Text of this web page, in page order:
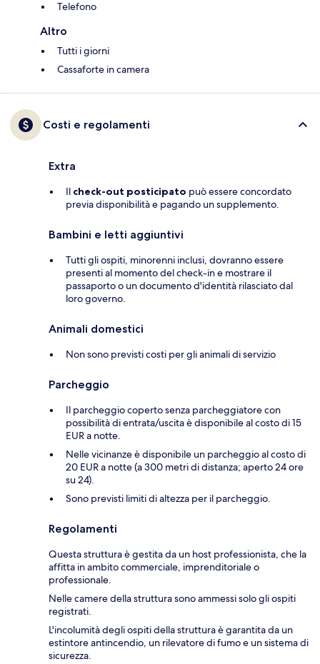
Telefono
Altro
Tutti i giorni
Cassaforte in camera
Costi e regolamenti
Extra
Il check-out posticipato può essere concordato
previa disponibilità e pagando un supplemento.
Bambini e letti aggiuntivi
Tutti gli ospiti, minorenni inclusi, dovranno essere
presenti al momento del check-in e mostrare il
passaporto o un documento d'identità rilasciato dal
loro governo.
Animali domestici
Non sono previsti costi per gli animali di servizio
Parcheggio
Il parcheggio coperto senza parcheggiatore con
possibilità di entrata/uscita è disponibile al costo di 15
EUR a notte.
Nelle vicinanze è disponibile un parcheggio al costo di
20 EUR a notte (a 300 metri di distanza; aperto 24 ore
su 24).
Sono previsti limiti di altezza per il parcheggio.
Regolamenti
Questa struttura è gestita da un host professionista, che la
affitta in ambito commerciale, imprenditoriale o
professionale.
Nelle camere della struttura sono ammessi solo gli ospiti
registrati.
L'incolumità degli ospiti della struttura è garantita da un
estintore antincendio, un rilevatore di fumo e un sistema di
sicurezza.